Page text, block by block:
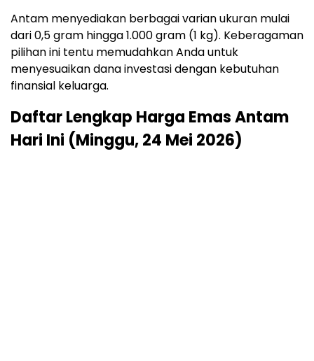
Antam menyediakan berbagai varian ukuran mulai
dari 0,5 gram hingga 1.000 gram (1 kg). Keberagaman
pilihan ini tentu memudahkan Anda untuk
menyesuaikan dana investasi dengan kebutuhan
finansial keluarga.
Daftar Lengkap Harga Emas Antam
Hari Ini (Minggu, 24 Mei 2026)